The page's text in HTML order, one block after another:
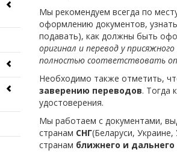
Мы рекомендуем всегда по
оформлению документов,
подавать), как должны быть
оригинал и перевод у
полностью соответствовать
Необходимо также отметить,
заверению переводов. Тогда
удостоверения.
Мы работаем с документами,
странам СНГ(Беларуси,
странам ближнего и